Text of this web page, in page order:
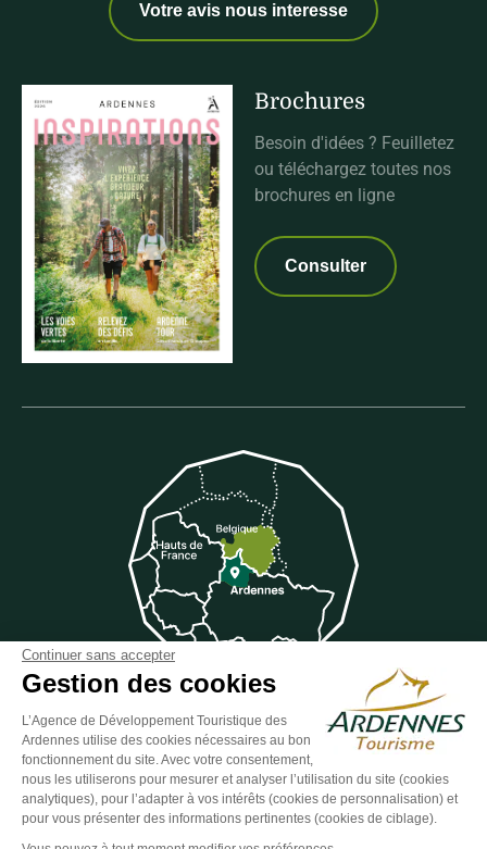
Votre avis nous interesse
Brochures
Besoin d'idées ? Feuilletez
ou téléchargez toutes nos
brochures en ligne
Consulter
Suivez-nous sur Facebook
Suivez-nous sur Instagram
Suivez-nous sur Youtube
Suivez-nous sur
Suivez-nous
ESPACE GROUPES ESPACE PRESSE ESPACE PRO
Continuer sans accepter
Gestion des cookies
L’Agence de Développement Touristique des
Ardennes utilise des cookies nécessaires au bon
fonctionnement du site. Avec votre consentement,
nous les utiliserons pour mesurer et analyser l’utilisation du site (cookies
analytiques), pour l’adapter à vos intérêts (cookies de personnalisation) et
pour vous présenter des informations pertinentes (cookies de ciblage).